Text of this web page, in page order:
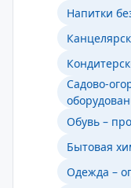
Напитки
Садово-
Обувь –
Бытовая
Одежда –